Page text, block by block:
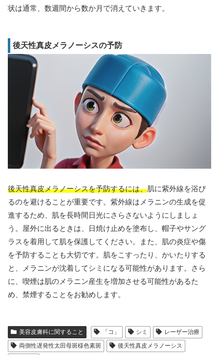
状は通常、数週間から数か月で消えていきます。
後天性真皮メラノーシスの予防
後天性真皮メラノーシスを予防するには、肌に紫外線を浴び
るのを避けることが重要です。紫外線はメラニンの生成を促
進するため、肌を長時間日光にさらさないようにしましょ
う。屋外に出るときは、日焼け止めを塗布し、帽子やサング
ラスを着用して肌を保護してください。また、肌の炎症や傷
を予防することも大切です。肌をこすったり、かいたりする
と、メラニンが沈着してシミになる可能性があります。さら
に、喫煙は肌のメラニン産生を増加させる可能性があるた
め、禁煙することをお勧めします。
美容皮膚科に関すること 「コ」 シミ
レーザー治療
両側性遅発性太田母斑様色素斑
後天性真皮メラノーシス